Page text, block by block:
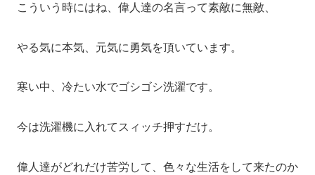
こういう時にはね、偉人達の名言って素敵に無敵、
やる気に本気、元気に勇気を頂いています。
寒い中、冷たい水でゴシゴシ洗濯です。
今は洗濯機に入れてスィッチ押すだけ。
偉人達がどれだけ苦労して、色々な生活をして来たのか